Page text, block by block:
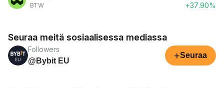
BTW
+37.90%
Seuraa meitä sosiaalisessa mediassa
Followers
@Bybit EU
+Seuraa